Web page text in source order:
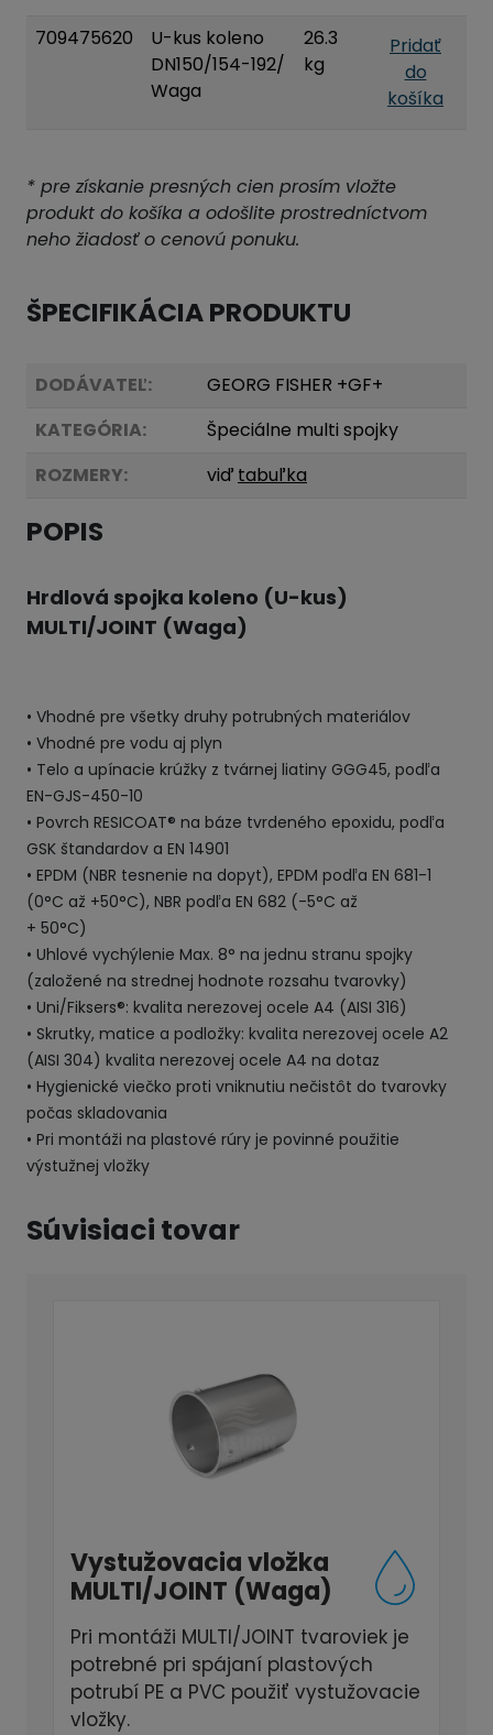
709475620
U-kus koleno
DN150/154-192/
Waga
26.3
kg
Pridať
do
košíka
* pre získanie presných cien prosím vložte
produkt do košíka a odošlite prostredníctvom
neho žiadosť o cenovú ponuku.
ŠPECIFIKÁCIA PRODUKTU
DODÁVATEĽ:
GEORG FISHER +GF+
KATEGÓRIA:
Špeciálne multi spojky
ROZMERY:
viď tabuľka
POPIS
Hrdlová spojka koleno (U-kus)
MULTI/JOINT (Waga)
• Vhodné pre všetky druhy potrubných materiálov
• Vhodné pre vodu aj plyn
• Telo a upínacie krúžky z tvárnej liatiny GGG45, podľa
EN-GJS-450-10
• Povrch RESICOAT® na báze tvrdeného epoxidu, podľa
GSK štandardov a EN 14901
• EPDM (NBR tesnenie na dopyt), EPDM podľa EN 681-1
(0°C až +50°C), NBR podľa EN 682 (-5°C až
+ 50°C)
• Uhlové vychýlenie Max. 8° na jednu stranu spojky
(založené na strednej hodnote rozsahu tvarovky)
• Uni/Fiksers®: kvalita nerezovej ocele A4 (AISI 316)
• Skrutky, matice a podložky: kvalita nerezovej ocele A2
(AISI 304) kvalita nerezovej ocele A4 na dotaz
• Hygienické viečko proti vniknutiu nečistôt do tvarovky
počas skladovania
• Pri montáži na plastové rúry je povinné použitie
výstužnej vložky
Súvisiaci tovar
Vystužovacia vložka
MULTI/JOINT (Waga)
Pri montáži MULTI/JOINT tvaroviek je
potrebné pri spájaní plastových
potrubí PE a PVC použiť vystužovacie
vložky.